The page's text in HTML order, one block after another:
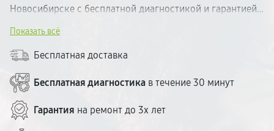
Новосибирске с бесплатной диагностикой и гарантией
согласуем стоимость и приступим к ремонту.
Используем качественные комплектующие и
устраняем в день обращения. Прозрачное
ценообразование — без сюрпризов в чеке.
Показать всё
Бесплатная доставка
Бесплатная диагностика в течение 30 минут
Гарантия на ремонт до 3х лет